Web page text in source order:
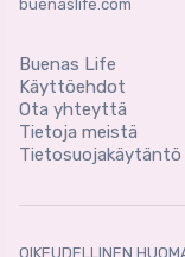
buenaslife.com
Buenas Life
Käyttöehdot
Ota yhteyttä
Tietoja meistä
Tietosuojakäytäntö
OIKEUDELLINEN